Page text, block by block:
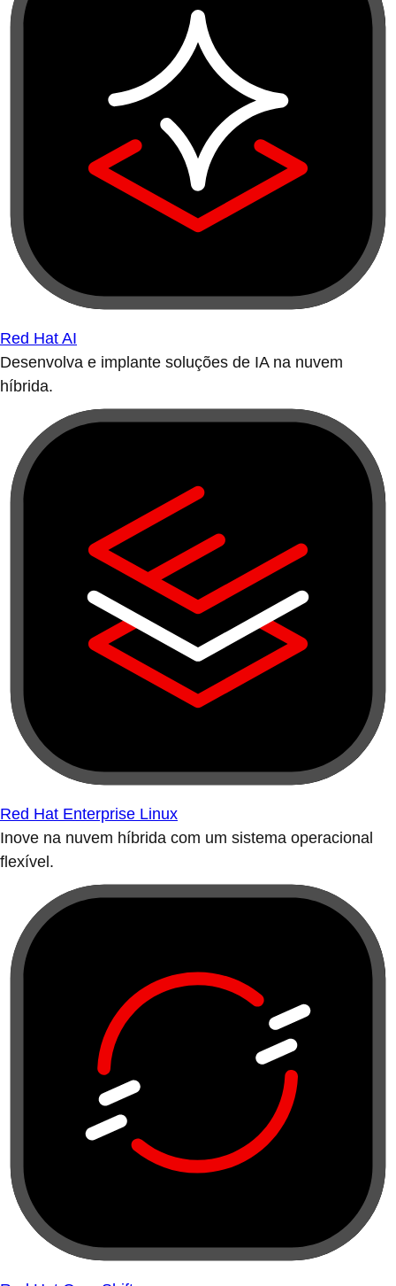
Red Hat AI
Desenvolva e implante soluções de IA na nuvem
híbrida.
Red Hat Enterprise Linux
Inove na nuvem híbrida com um sistema operacional
flexível.